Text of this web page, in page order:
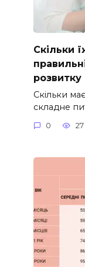
Скільки
розвитку
Скільки
складне
0 27